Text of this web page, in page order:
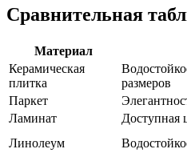
Сравнительная
Материал
Керамическая
плитка
размеров
Паркет
Ламинат
Доступная
Линолеум